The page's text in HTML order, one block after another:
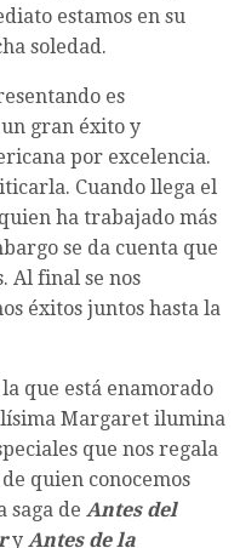
estamos en su
soledad.
es
gran éxito y
por excelencia.
Cuando llega el
ha trabajado más
se da cuenta que
Al final se nos
éxitos juntos hasta la
que está enamorado
Margaret ilumina
que nos regala
de quien conocemos
saga de Antes del
y Antes de la